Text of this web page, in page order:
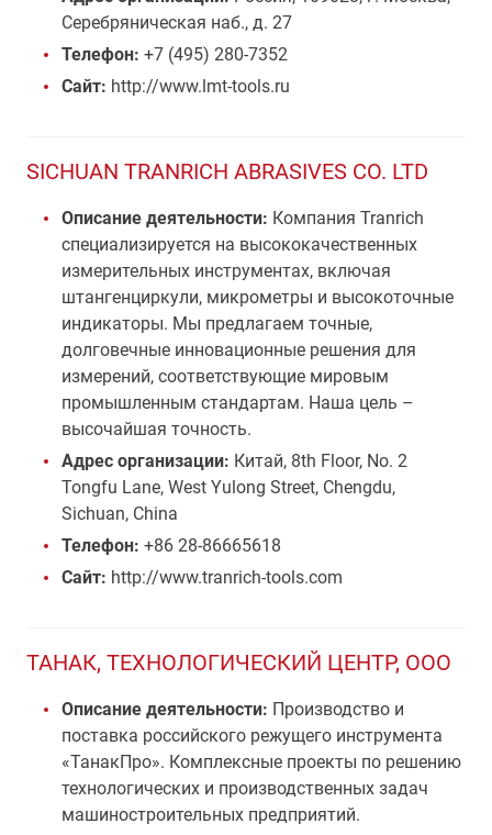
Серебряническая наб., д. 27
Телефон: +7 (495) 280-7352
Сайт: http://www.lmt-tools.ru
SICHUAN TRANRICH ABRASIVES CO. LTD
Описание деятельности: Компания Tranrich
специализируется на высококачественных
измерительных инструментах, включая
штангенциркули, микрометры и высокоточные
индикаторы. Мы предлагаем точные,
долговечные инновационные решения для
измерений, соответствующие мировым
промышленным стандартам. Наша цель –
высочайшая точность.
Адрес организации: Китай, 8th Floor, No. 2
Tongfu Lane, West Yulong Street, Chengdu,
Sichuan, China
Телефон: +86 28-86665618
Сайт: http://www.tranrich-tools.com
ТАНАК, ТЕХНОЛОГИЧЕСКИЙ ЦЕНТР, ООО
Описание деятельности: Производство и
поставка российского режущего инструмента
«ТанакПро». Комплексные проекты по решению
технологических и производственных задач
машиностроительных предприятий.